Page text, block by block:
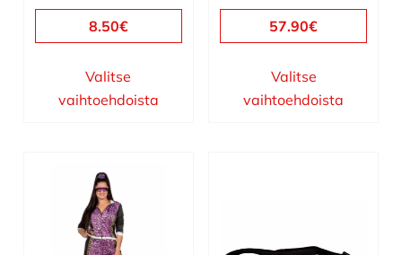
8.50€
Valitse
vaihtoehdoista
sivulla.
57.90€
Valitse
vaihtoehdoista
sivulla.
tuotteella
useampi